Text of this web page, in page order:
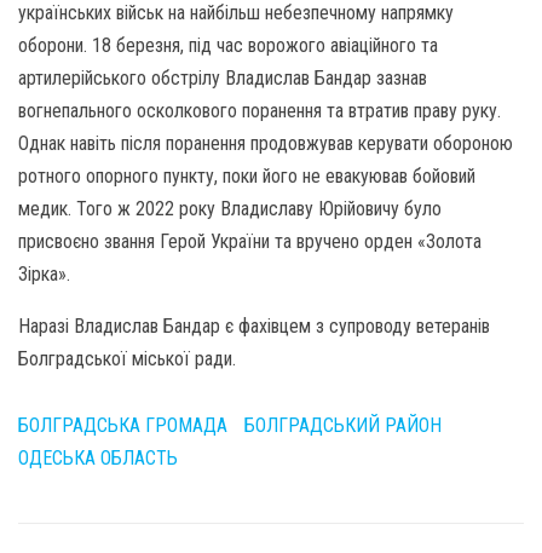
українських військ на найбільш небезпечному напрямку
оборони. 18 березня, під час ворожого авіаційного та
артилерійського обстрілу Владислав Бандар зазнав
вогнепального осколкового поранення та втратив праву руку.
Однак навіть після поранення продовжував керувати обороною
ротного опорного пункту, поки його не евакуював бойовий
медик. Того ж 2022 року Владиславу Юрійовичу було
присвоєно звання Герой України та вручено орден «Золота
Зірка».
Наразі Владислав Бандар є фахівцем з супроводу ветеранів
Болградської міської ради.
БОЛГРАДСЬКА ГРОМАДА
БОЛГРАДСЬКИЙ РАЙОН
ОДЕСЬКА ОБЛАСТЬ